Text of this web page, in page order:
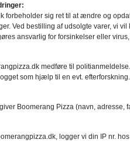
forbeholder sig ret til at ændre og
Ved bestilling af udsolgte varer, vi
ansvarlig for forsinkelser eller
medføre til politianmeldelse.
som hjælp til en evt. efterforskning.
Boomerang Pizza (navn,
logger vi din IP nr.